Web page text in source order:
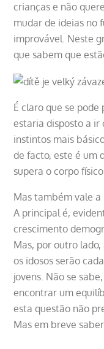
crianças e não
mudar de ideias no
improvável. Neste
que sabem que
É claro que se
estaria disposto a ir
instintos mais
de facto, este é um
supera o corpo físico.
Mas também vale a
A principal é,
crescimento
Mas, por outro
os idosos serão
jovens. Não se
encontrar um
esta questão não
Mas em breve